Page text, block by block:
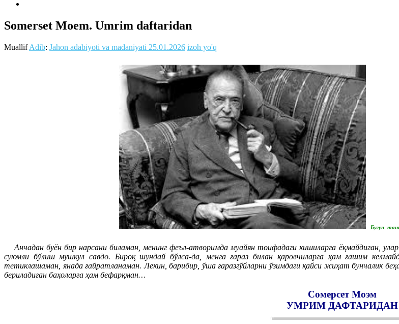
Somerset Moem. Umrim daftaridan
MuallifAdib: Jahon adabiyoti va madaniyati 25.01.2026 izoh yo'q
Бугун
Анчадан буён бир нарсани биламан, менинг феъл-атворимда муайян тоифадаги кишиларга ёқмайдиган,
суюмли бўлиш мушкул савдо. Бироқ шундай бўлса-да, менга ғараз билан қаровчиларга ҳам ғашим
тетиклашаман, янада ғайратланаман. Лекин, барибир, ўша ғаразгўйларни ўзимдаги қайси жиҳат бунчалик
бериладиган баҳоларга ҳам бефарқман…
Сомерсет Моэм
УМРИМ ДАФТАРИДАН